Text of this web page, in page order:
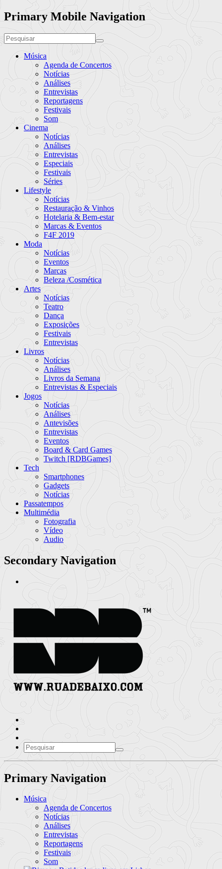
Primary Mobile Navigation
Música
Agenda de Concertos
Notícias
Análises
Entrevistas
Reportagens
Festivais
Som
Cinema
Notícias
Análises
Entrevistas
Especiais
Festivais
Séries
Lifestyle
Notícias
Restauração & Vinhos
Hotelaria & Bem-estar
Marcas & Eventos
F4F 2019
Moda
Notícias
Eventos
Marcas
Beleza /Cosmética
Artes
Notícias
Teatro
Dança
Exposições
Festivais
Entrevistas
Livros
Notícias
Análises
Livros da Semana
Entrevistas & Especiais
Jogos
Notícias
Análises
Antevisões
Entrevistas
Eventos
Board & Card Games
Twitch [RDBGames]
Tech
Smartphones
Gadgets
Notícias
Passatempos
Multimédia
Fotografia
Vídeo
Audio
Secondary Navigation
Primary Navigation
Música
Agenda de Concertos
Notícias
Análises
Entrevistas
Reportagens
Festivais
Som